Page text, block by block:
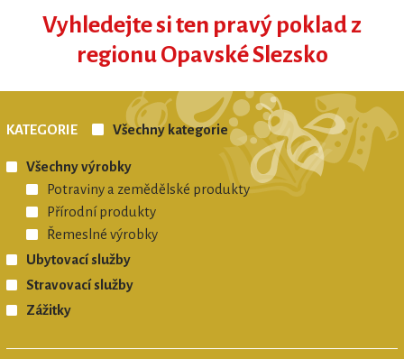
OPAVSKÉ SLEZSKO regionální produkt®
REGIONÁLNÍ ZNAČKA
Vyhledejte si ten pravý poklad z
regionu Opavské Slezsko
KATEGORIE Všechny kategorie
Všechny výrobky
Potraviny a zemědělské produkty
Přírodní produkty
Řemeslné výrobky
Ubytovací služby
Stravovací služby
Zážitky